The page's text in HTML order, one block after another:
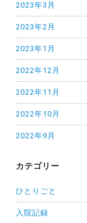
2023年3月
2023年2月
2023年1月
2022年12月
2022年11月
2022年10月
2022年9月
カテゴリー
ひとりごと
入院記録